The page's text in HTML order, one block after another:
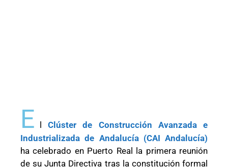
E lClúster de Construcción Avanzada e
Industrializada de Andalucía (CAI Andalucía)
ha celebrado en Puerto Real la primera reunión
de su Junta Directiva tras la constitución formal